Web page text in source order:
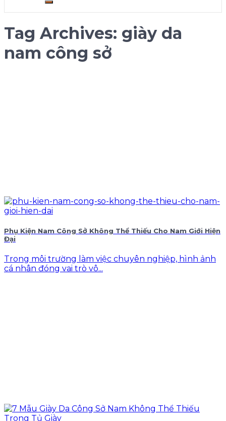
Tag Archives: giày da
nam công sở​
Phụ Kiện Nam Công Sở Không Thể Thiếu Cho Nam Giới Hiện
Đại
Trong môi trường làm việc chuyên nghiệp, hình ảnh
cá nhân đóng vai trò vô...